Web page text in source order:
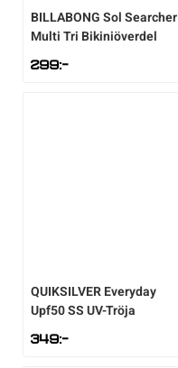
BILLABONGSol Searcher
Multi Tri Bikiniöverdel
299:-
QUIKSILVEREveryday
Upf50 SS UV-Tröja
349:-